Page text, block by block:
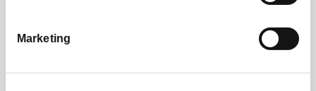
Marketing
16,290